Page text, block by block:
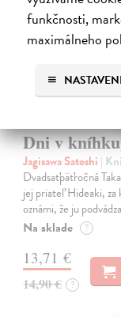
funkčnosti,
maximálneho
Dni v
Jagisawa Satoshi |
Dvadsaťpäťročná
jej priateľ Hideaki,
oznámi, že ju
Na sklade ?
13,71 €
14,90 € ?